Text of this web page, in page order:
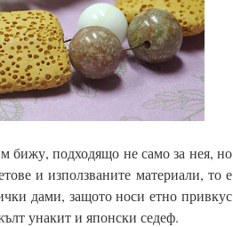
бижу, подходящо не само за нея, но
и използваните материали, то е
дами, защото носи етно привкус
унакит и японски седеф.